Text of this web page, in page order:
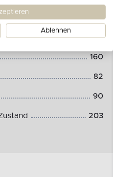
Produkts:
160
82
90
203
Ablehnen